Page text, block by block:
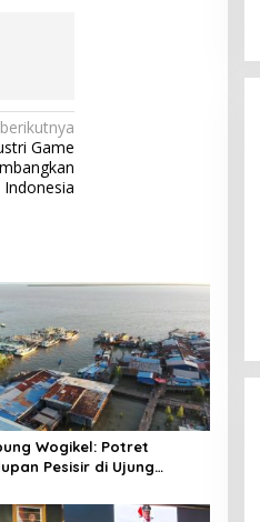
Game
Wogikel: Potret
Pesisir di Ujung
Keterbatasan